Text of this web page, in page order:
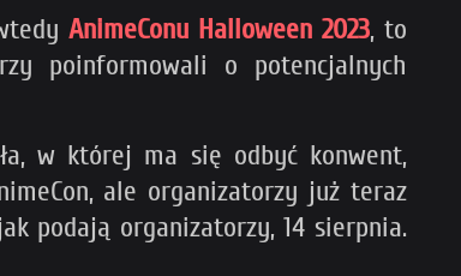
AnimeConu Halloween 2023, to
poinformowali o potencjalnych
w której ma się odbyć konwent,
ale organizatorzy już teraz
podają organizatorzy, 14 sierpnia.